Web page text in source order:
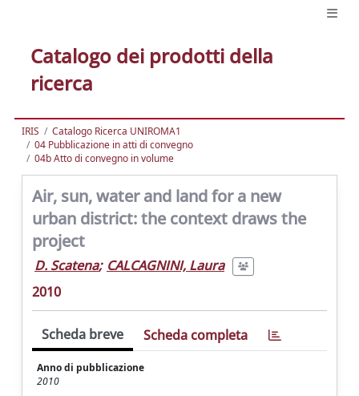
Catalogo dei prodotti della
ricerca
IRIS
Catalogo Ricerca UNIROMA1
04 Pubblicazione in atti di convegno
04b Atto di convegno in volume
Air, sun, water and land for a new
urban district: the context draws the
project
D. Scatena; CALCAGNINI, Laura
2010
Scheda breve Scheda completa
Anno di pubblicazione
2010